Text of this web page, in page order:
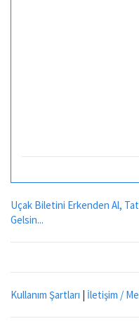
Uçak Biletini Erkenden Al,
Gelsin...
Kullanım Şartları | İletişim /